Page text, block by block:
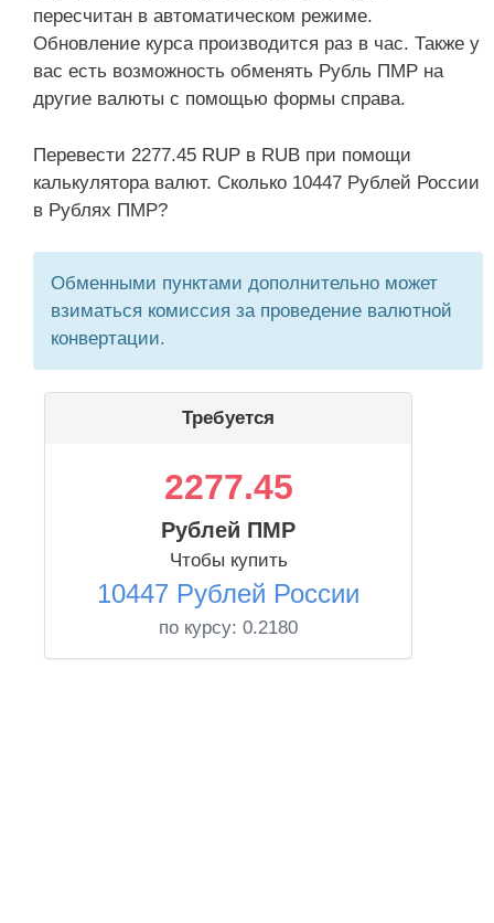
пересчитан в автоматическом режиме.
Обновление курса производится раз в час. Также у
вас есть возможность обменять Рубль ПМР на
другие валюты с помощью формы справа.
Перевести 2277.45 RUP в RUB при помощи
калькулятора валют. Сколько 10447 Рублей России
в Рублях ПМР?
Обменными пунктами дополнительно может
взиматься комиссия за проведение валютной
конвертации.
Требуется
2277.45
Рублей ПМР
Чтобы купить
10447 Рублей России
по курсу: 0.2180